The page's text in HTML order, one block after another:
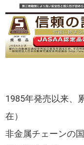
1985年発売以来、
在）
非金属チェーンの